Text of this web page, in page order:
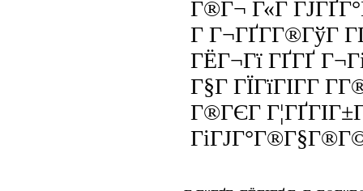
Г®Г¬ Г«Г
Г Г¬ГҐГ­Г®ГўГ
ГЁГ¬Гї ГҐГҐ
Г§Г ГЇГїГІГ­Г
Г®ГЄГ